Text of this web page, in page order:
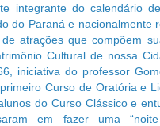
integrante do calendário
do Paraná e nacionalmente
atrações que compõem
Cultural de nossa
iniciativa do professor
Curso de Oratória e
do Curso Clássico e
em fazer uma